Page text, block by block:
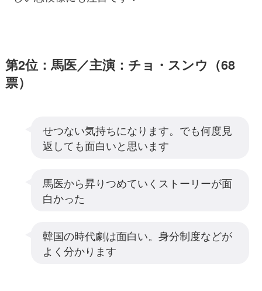
第2位：馬医／主演：チョ・スンウ（68
票）
せつない気持ちになります。でも何度見
返しても面白いと思います
馬医から昇りつめていくストーリーが面
白かった
韓国の時代劇は面白い。身分制度などが
よく分かります